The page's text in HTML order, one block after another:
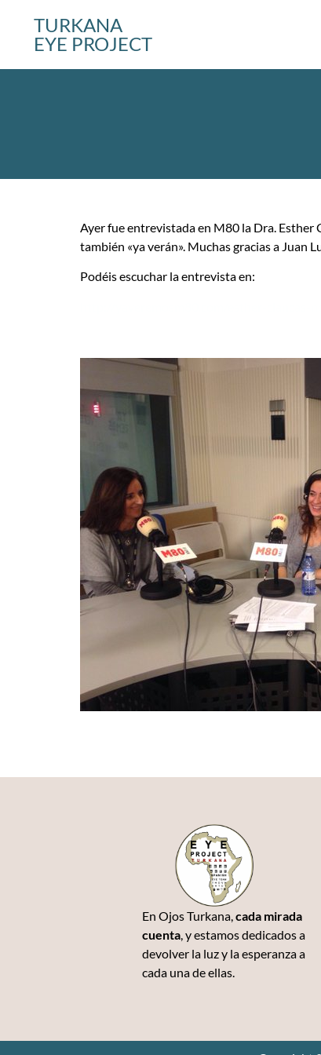
TURKANA
EYE PROJECT
Ayer fue entrevistada en M80 la Dra. Esther
también «ya verán». Muchas gracias a Juan
Podéis escuchar la entrevista en:
En Ojos Turkana,cada mirada
cuenta, y estamos dedicados a
devolver la luz y la esperanza a
cada una de ellas.